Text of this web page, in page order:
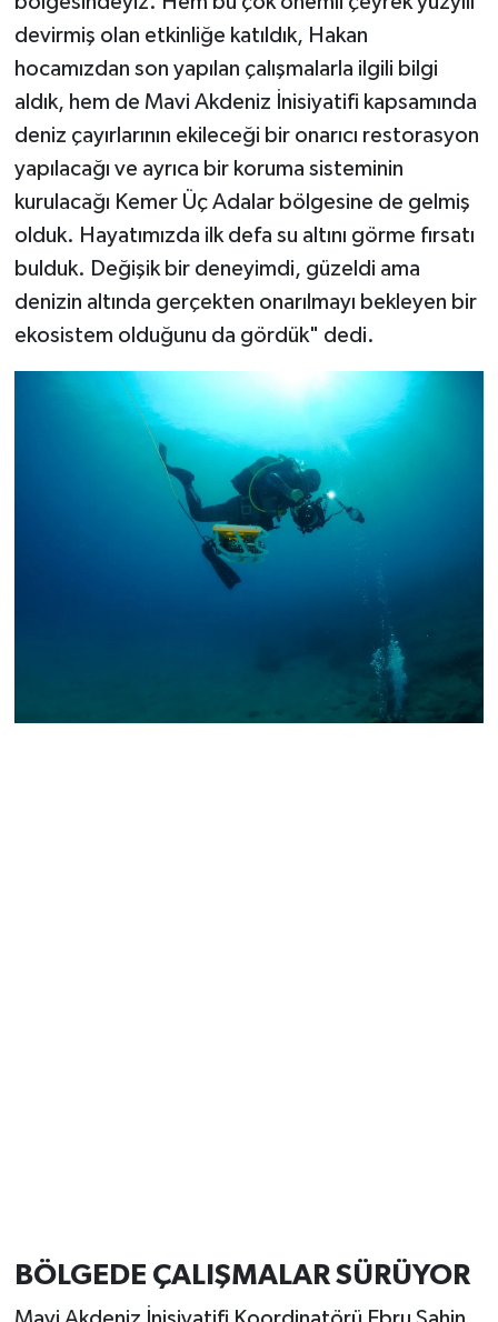
devirmiş olan etkinliğe katıldık, Hakan
hocamızdan son yapılan çalışmalarla ilgili bilgi
aldık, hem de Mavi Akdeniz İnisiyatifi kapsamında
deniz çayırlarının ekileceği bir onarıcı restorasyon
yapılacağı ve ayrıca bir koruma sisteminin
kurulacağı Kemer Üç Adalar bölgesine de gelmiş
olduk. Hayatımızda ilk defa su altını görme fırsatı
bulduk. Değişik bir deneyimdi, güzeldi ama
denizin altında gerçekten onarılmayı bekleyen bir
ekosistem olduğunu da gördük" dedi.
BÖLGEDE ÇALIŞMALAR SÜRÜYOR